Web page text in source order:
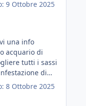
9 Ottobre 2025
una info
acquario di
tutti i sassi
di
che ho
e una ventina di
8 Ottobre 2025